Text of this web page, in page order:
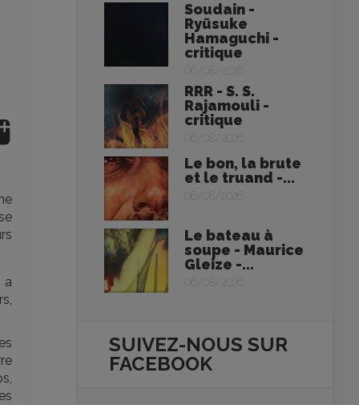
a
Soudain -
Ryūsuke
Hamaguchi -
critique
06/08/2026
RRR - S. S.
Rajamouli -
critique
06/08/2026
Le bon, la brute
et le truand -...
06/08/2026
Le bateau à
soupe - Maurice
Gleize -...
06/08/2026
SUIVEZ-NOUS SUR
FACEBOOK